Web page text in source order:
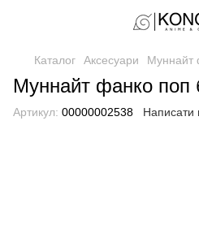
Каталог Аксесуари Муннайт
Муннайт фанко поп
Артикул: 00000002538 Написати